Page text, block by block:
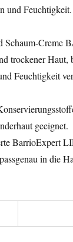
und Feuchtigkeit.
Creme
trockener Haut,
Feuchtigkeit
geeignet.
BarrioExpert
in die